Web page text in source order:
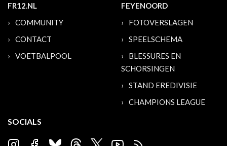
FR12.NL
COMMUNITY
CONTACT
VOETBALPOOL
FEYENOORD
FOTOVERSLAGEN
SPEELSCHEMA
BLESSURES EN
SCHORSINGEN
STAND EREDIVISIE
CHAMPIONS LEAGUE
SOCIALS